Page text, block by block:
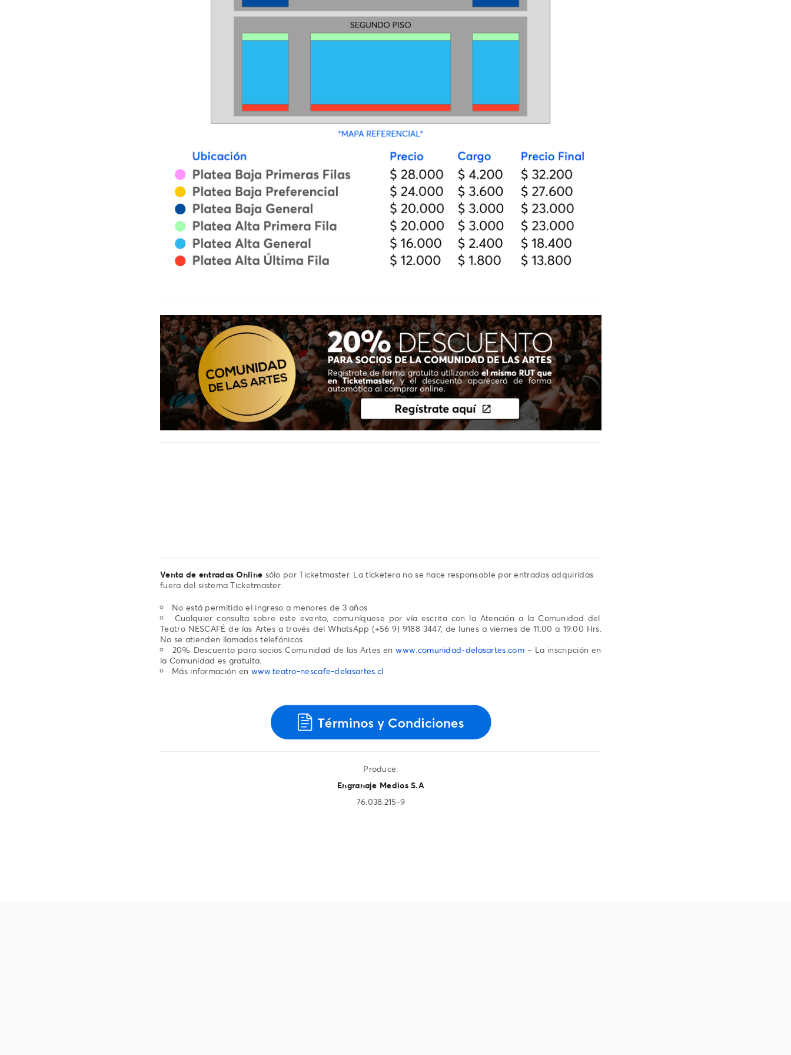
Venta de entradas Online sólo por Ticketmaster. La ticketera no se hace responsable por entradas adquiridas
fuera del sistema Ticketmaster.
No está permitido el ingreso a menores de 3 años
Cualquier consulta sobre este evento, comuníquese por vía escrita con la Atención a la Comunidad del
Teatro NESCAFÉ de las Artes a través del WhatsApp ‪(+56 9) 9188 3447, de lunes a viernes de 11:00 a 19:00 Hrs.
No se atienden llamados telefónicos.
20% Descuento para socios Comunidad de las Artes enwww.comunidad-delasartes.com– La inscripción en
la Comunidad es gratuita.
Más información en www.teatro-nescafe-delasartes.cl
Produce:
Engranaje Medios S.A
76.038.215-9